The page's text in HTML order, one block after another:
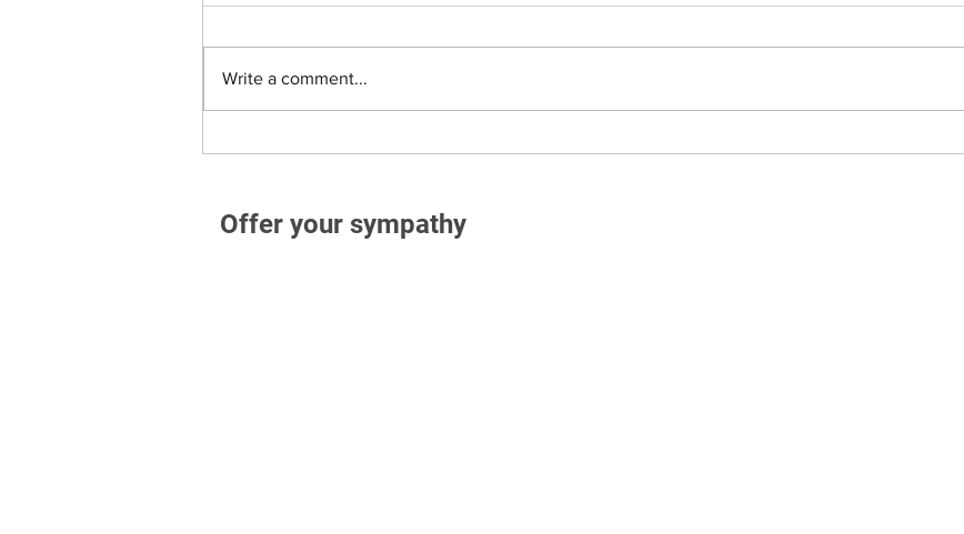
Write a comment...
Offer your sympathy